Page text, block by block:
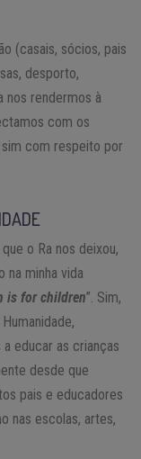
(casais, sócios, pais
desporto,
nos rendermos à
com os
com respeito por
o Ra nos deixou,
na minha vida
is for children”. Sim,
educar as crianças
desde que
pais e educadores
nas escolas, artes,